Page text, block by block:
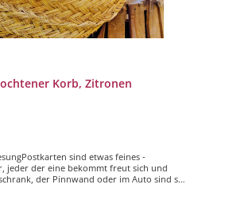
Korb, Zitronen
sind etwas feines -
jeder der eine bekommt freut sich und
der Pinnwand oder im Auto sind sie